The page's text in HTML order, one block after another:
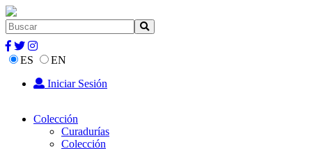
ES
EN
Iniciar Sesión
Colección
Curadurías
Colección